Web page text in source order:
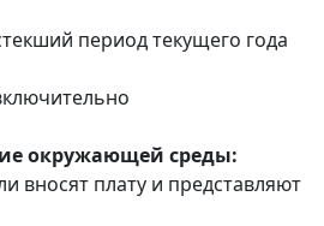
период текущего года
окружающей среды:
вносят плату и представляют